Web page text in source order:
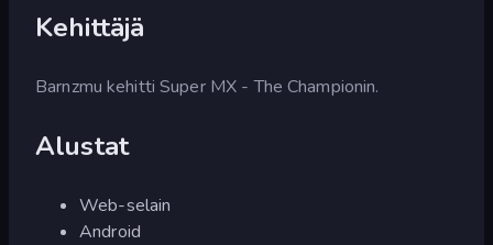
Kehittäjä
Barnzmu kehitti Super MX - The Championin.
Alustat
Web-selain
Android